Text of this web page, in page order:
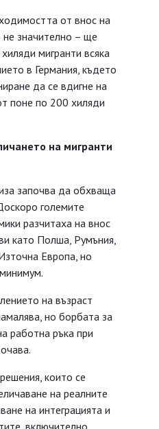
от внос на
не значително – ще
мигранти всяка
в Германия, където
да се вдигне на
поне по 200 хиляди
на мигранти
започва да обхваща
големите
разчитаха на внос
като Полша, Румъния,
Европа, но
на възраст
но борбата за
работна ръка при
които се
на реалните
на интеграцията и
включително